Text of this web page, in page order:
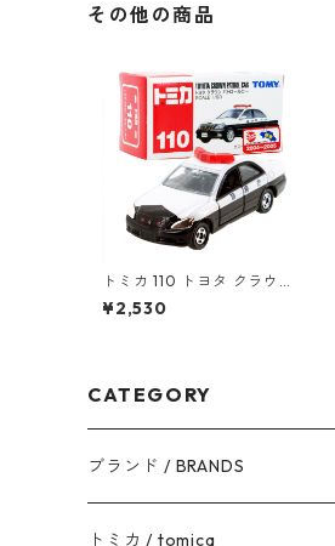
その他の商品
トミカ 110 トヨタ クラウン
パトロールカー #1070274
0
¥2,530
CATEGORY
ブランド / BRANDS
トヨタ / TOYOTA
トミカ / tomica